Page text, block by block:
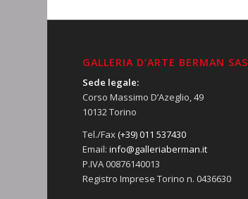
GALLERIA D’ARTE BERMAN SAS
Sede legale:
Corso Massimo D’Azeglio, 49
10132 Torino
Tel./Fax(+39) 011 537430
Email:info@galleriaberman.it
P.IVA 00876140013
Registro Imprese Torino n. 0436630